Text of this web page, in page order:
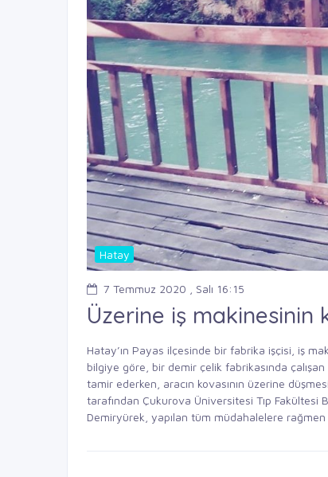
Hatay
7 Temmuz 2020 , Salı 16:15
Üzerine iş makinesinin
Hatay’ın Payas ilçesinde bir fabrika işçisi, iş
bilgiye göre, bir demir çelik fabrikasında
tamir ederken, aracın kovasının üzerine
tarafından Çukurova Üniversitesi Tıp Fakültesi
Demiryürek, yapılan tüm müdahalelere rağmen